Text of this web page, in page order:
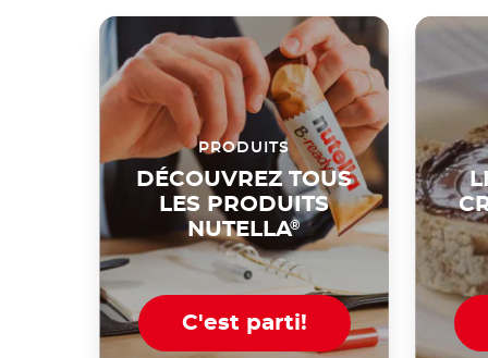
PRODUITS
DÉCOUVREZ TOUS
LES PRODUITS
NUTELLA®
C'est parti!